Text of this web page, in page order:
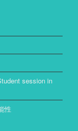
session in
性